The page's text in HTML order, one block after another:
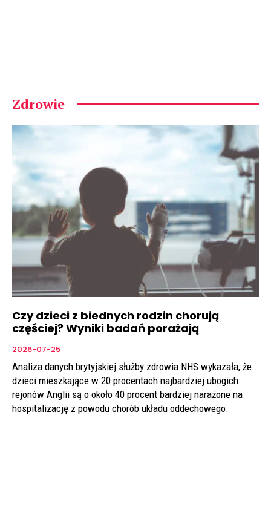
Zdrowie
Czy dzieci z biednych rodzin chorują
częściej? Wyniki badań porażają
2026-07-25
Analiza danych brytyjskiej służby zdrowia NHS wykazała, że
dzieci mieszkające w 20 procentach najbardziej ubogich
rejonów Anglii są o około 40 procent bardziej narażone na
hospitalizację z powodu chorób układu oddechowego.